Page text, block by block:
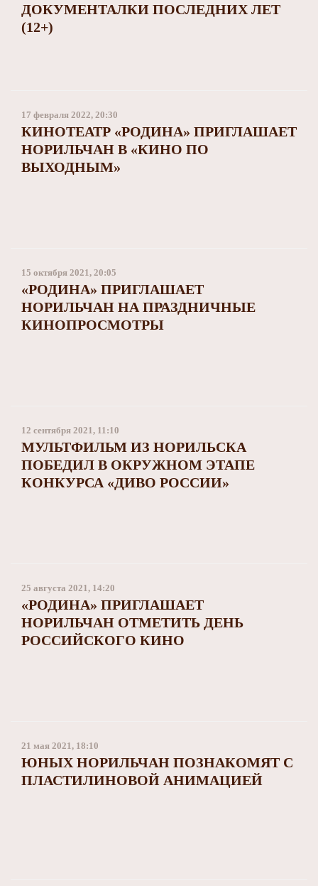
ДОКУМЕНТАЛКИ ПОСЛЕДНИХ ЛЕТ
(12+)
17 февраля 2022, 20:30
КИНОТЕАТР «РОДИНА» ПРИГЛАШАЕТ
НОРИЛЬЧАН В «КИНО ПО
ВЫХОДНЫМ»
15 октября 2021, 20:05
«РОДИНА» ПРИГЛАШАЕТ
НОРИЛЬЧАН НА ПРАЗДНИЧНЫЕ
КИНОПРОСМОТРЫ
12 сентября 2021, 11:10
МУЛЬТФИЛЬМ ИЗ НОРИЛЬСКА
ПОБЕДИЛ В ОКРУЖНОМ ЭТАПЕ
КОНКУРСА «ДИВО РОССИИ»
25 августа 2021, 14:20
«РОДИНА» ПРИГЛАШАЕТ
НОРИЛЬЧАН ОТМЕТИТЬ ДЕНЬ
РОССИЙСКОГО КИНО
21 мая 2021, 18:10
ЮНЫХ НОРИЛЬЧАН ПОЗНАКОМЯТ С
ПЛАСТИЛИНОВОЙ АНИМАЦИЕЙ